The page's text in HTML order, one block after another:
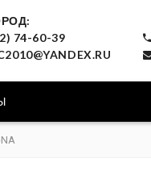
74-60-39